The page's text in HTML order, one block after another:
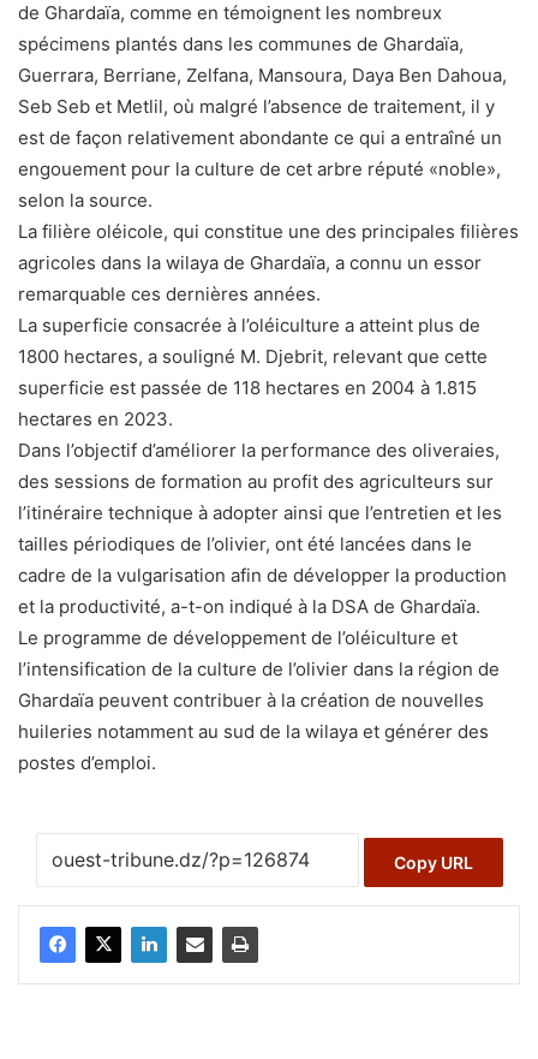
de Ghardaïa, comme en témoignent les nombreux
spécimens plantés dans les communes de Ghardaïa,
Guerrara, Berriane, Zelfana, Mansoura, Daya Ben Dahoua,
Seb Seb et Metlil, où malgré l’absence de traitement, il y
est de façon relativement abondante ce qui a entraîné un
engouement pour la culture de cet arbre réputé «noble»,
selon la source.
La filière oléicole, qui constitue une des principales filières
agricoles dans la wilaya de Ghardaïa, a connu un essor
remarquable ces dernières années.
La superficie consacrée à l’oléiculture a atteint plus de
1800 hectares, a souligné M. Djebrit, relevant que cette
superficie est passée de 118 hectares en 2004 à 1.815
hectares en 2023.
Dans l’objectif d’améliorer la performance des oliveraies,
des sessions de formation au profit des agriculteurs sur
l’itinéraire technique à adopter ainsi que l’entretien et les
tailles périodiques de l’olivier, ont été lancées dans le
cadre de la vulgarisation afin de développer la production
et la productivité, a-t-on indiqué à la DSA de Ghardaïa.
Le programme de développement de l’oléiculture et
l’intensification de la culture de l’olivier dans la région de
Ghardaïa peuvent contribuer à la création de nouvelles
huileries notamment au sud de la wilaya et générer des
postes d’emploi.
Copy URL